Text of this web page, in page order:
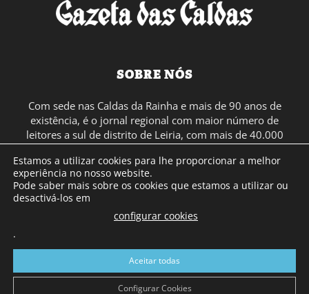
SOBRE NÓS
Com sede nas Caldas da Rainha e mais de 90 anos de
existência, é o jornal regional com maior número de
leitores a sul de distrito de Leiria, com mais de 40.000
em Portugal Continental e assinatura online.
SIGA-NOS
Estamos a utilizar cookies para lhe proporcionar a melhor
experiência no nosso website.
Pode saber mais sobre os cookies que estamos a utilizar ou
desactivá-los em
configurar cookies
.
Aceitar todas
Configurar Cookies